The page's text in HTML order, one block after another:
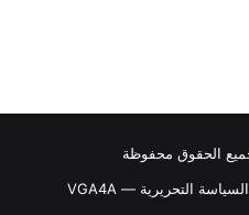
السياسة التحريرية — VGA4A